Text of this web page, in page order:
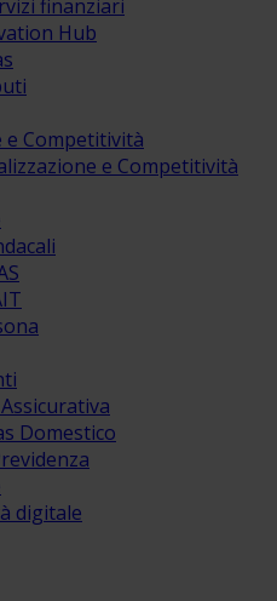
finanziari
Hub
e Competitività
e Competitività
Domestico
digitale